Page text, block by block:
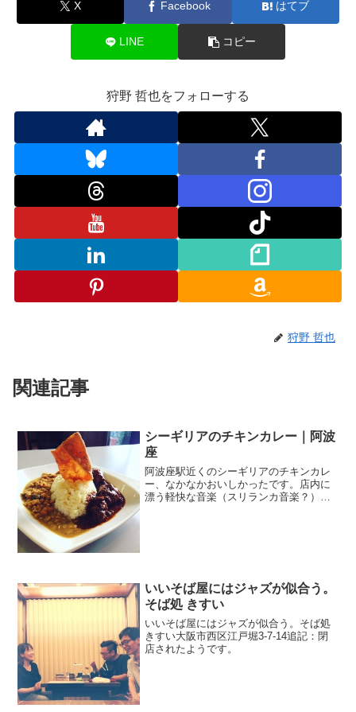
X Facebook はてブ
LINE コピー
狩野 哲也をフォローする
狩野 哲也
関連記事
シーギリアのチキンカレー｜阿波
座
阿波座駅近くのシーギリアのチキンカレ
ー、なかなかおいしかったです。店内に
漂う軽快な音楽（スリランカ音楽？）も
いいそば屋にはジャズが似合う。
そば処 きすい
いいそば屋にはジャズが似合う。そば処
きすい大阪市西区江戸堀3-7-14追記：閉
店されたようです。